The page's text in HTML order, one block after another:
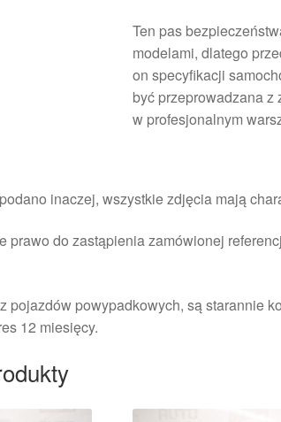
Ten pas
modelami, dlatego
on specyfikacji
być przeprowadzana
w profesjonalnym
inaczej, wszystkie zdjęcia mają
prawo do zastąpienia zamówionej
pojazdów powypadkowych, są starannie
12 miesięcy.